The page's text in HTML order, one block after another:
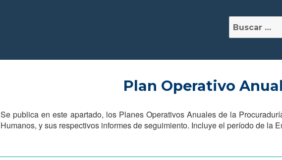
Buscar
por:
Plan Operativo Anual
Se publica en este apartado, los Planes Operativos Anuales de la
Humanos, y sus respectivos informes de seguimiento. Incluye el período de la